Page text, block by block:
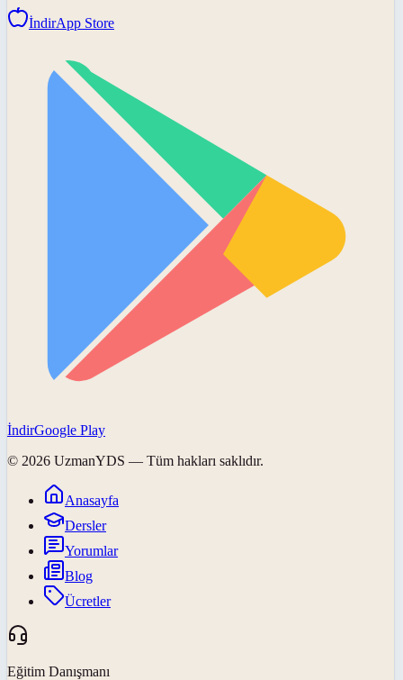
İndirApp Store
İndirGoogle Play
© 2026 UzmanYDS — Tüm hakları saklıdır.
Anasayfa
Dersler
Yorumlar
Blog
Ücretler
Eğitim Danışmanı